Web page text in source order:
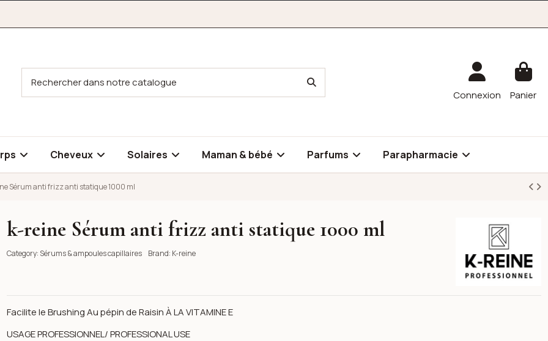
Connexion Panier
Cheveux Solaires Maman & bébé Parfums Parapharmacie
Sérum anti frizz anti statique 1000 ml
1000 ml
k-reine Sérum anti frizz anti statique 1000 ml
Category: Sérums & ampoules capillaires Brand: K-reine
Facilite le Brushing Au pépin de Raisin À LA VITAMINE E
USAGE PROFESSIONNEL/ PROFESSIONAL USE